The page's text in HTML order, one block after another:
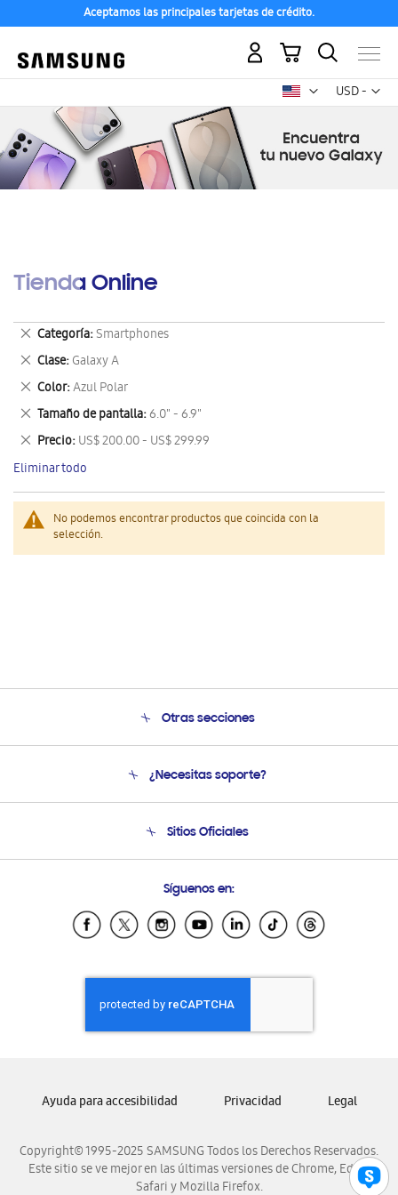
Aceptamos las principales tarjetas de crédito.
USD -
dólar
Mi carrito
Tienda Online
No podemos encontrar productos que coincida con la
selección.
Categoría Smartphones
Eliminar
este
artículo
Clase Galaxy A
Eliminar
este
artículo
Color Azul Polar
Eliminar
este
artículo
Tamaño de pantalla 6.0" - 6.9"
Eliminar
este
artículo
Precio US$ 200.00 - US$ 299.99
Eliminar
este
artículo
Eliminar todo
Otras secciones
Soporte
Condiciones de Compra
¿Necesitas soporte?
Soporte vía eMail
Sitios Oficiales
Samsung Ecuador
Samsung El Salvador
Samsung Honduras
Samsung Nicaragua
Samsung Panamá
Samsung Venezuela
Síguenos en:
Copyright© 1995-2025 SAMSUNG Todos los Derechos Reservados.
Este sitio se ve mejor en las últimas versiones de Chrome, Edge,
Safari y Mozilla Firefox.
Ayuda para accesibilidad Privacidad Legal